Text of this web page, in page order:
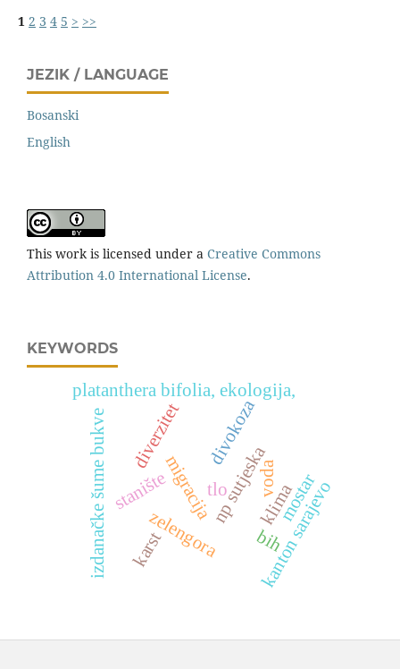
1 2 3 4 5 > >>
JEZIK / LANGUAGE
Bosanski
English
This work is licensed under a Creative Commons
Attribution 4.0 International License.
KEYWORDS
stanište
divokoza
zelengora
np sutjeska
migracija
platanthera bifolia, ekologija,
karst
tlo voda
klima
mostar
izdanačke šume bukve diverzitet
kanton sarajevo
bih